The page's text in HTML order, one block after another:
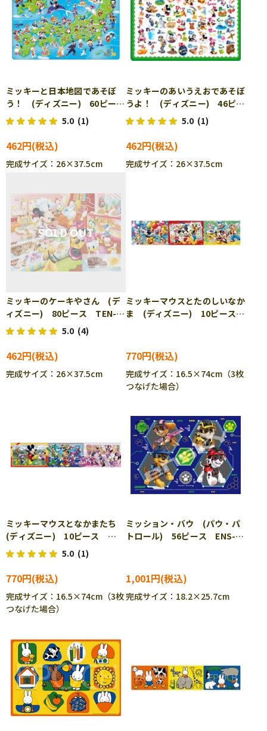
ミッキーと日本地図であそぼ
う！ (ディズニー) 60ピー
ス TEN-DC60-059 ［CP-
IT］
5.0 (1)
462円
完成サイズ：26×37.5cm
ミッキーのあいうえおであそぼ
うよ！ (ディズニー) 46ピー
ス TEN-DC46-035 ［CP-
IT］
5.0 (1)
462円
完成サイズ：26×37.5cm
ミッキーのケーキやさん (デ
ィズニー) 80ピース TEN-
DC80-046 ［CP-IT］
5.0 (4)
462円
完成サイズ：26×37.5cm
ミッキーマウスとたのしいなか
ま (ディズニー) 10ピース
770円
完成サイズ：16.5×74cm（3枚
つなげた場合）
ミッキーマウスとなかまたち
(ディズニー) 10ピース
APO-24-169 ［CP-IT］
5.0 (1)
770円
完成サイズ：16.5×74cm（3枚
つなげた場合）
ミッション・バウ (パウ・パ
トロール) 56ピース ENS-
1,001円
完成サイズ：18.2×25.7cm